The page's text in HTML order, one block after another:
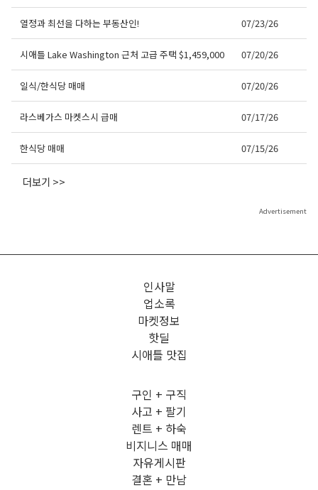
Advertisement
열정과 최선을 다하는 부동산인! 07/23/26
시애틀 Lake Washington 근처 고급 주택 $1,459,000 07/20/26
일식/한식당 매매 07/20/26
라스베가스 마켓스시 급매 07/17/26
한식당 매매 07/15/26
더보기 >>
인사말
업소록
마켓정보
핫딜
시애틀 맛집
구인 + 구직
사고 + 팔기
렌트 + 하숙
비지니스 매매
자유게시판
결혼 + 만남